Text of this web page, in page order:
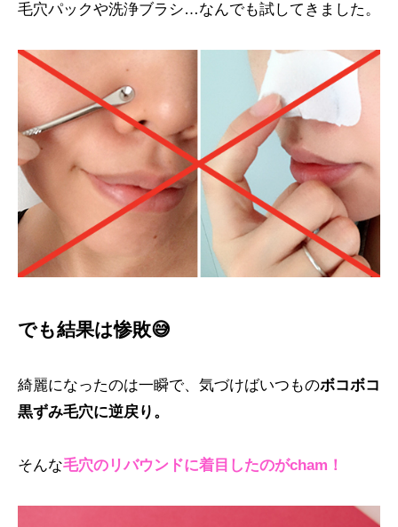
毛穴パックや洗浄ブラシ…なんでも試してきました。
でも結果は惨敗😅
綺麗になったのは一瞬で、気づけばいつものボコボコ
黒ずみ毛穴に逆戻り。
そんな毛穴のリバウンドに着目したのがcham！